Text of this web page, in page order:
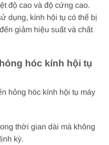
độ cao và độ cứng cao.
dụng, kính hội tụ có thể bị
giảm hiệu suất và chất
hóc kính hội tụ
hỏng hóc kính hội tụ máy
thời gian dài mà không
kỳ.